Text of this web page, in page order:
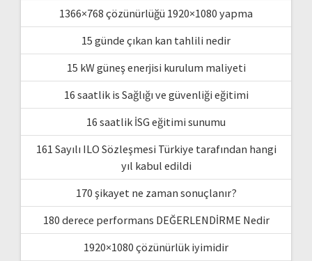
1366×768 çözünürlüğü 1920×1080 yapma
15 günde çıkan kan tahlili nedir
15 kW güneş enerjisi kurulum maliyeti
16 saatlik is Sağlığı ve güvenliği eğitimi
16 saatlik İSG eğitimi sunumu
161 Sayılı ILO Sözleşmesi Türkiye tarafından hangi
yıl kabul edildi
170 şikayet ne zaman sonuçlanır?
180 derece performans DEĞERLENDİRME Nedir
1920×1080 çözünürlük iyimidir